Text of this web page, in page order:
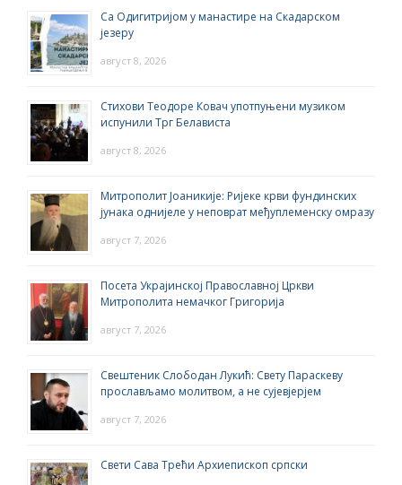
Са Одигитријом у манастире на Скадарском
језеру
август 8, 2026
Стихови Теодоре Ковач употпуњени музиком
испунили Трг Белависта
август 8, 2026
Митрополит Јоаникије: Ријеке крви фундинских
јунака однијеле у неповрат међуплеменску омразу
август 7, 2026
Посета Украјинској Православној Цркви
Митрополита немачког Григорија
август 7, 2026
Свештеник Слободан Лукић: Свету Параскеву
прослављамо молитвом, а не сујевјерјем
август 7, 2026
Свети Сава Трећи Архиепископ српски